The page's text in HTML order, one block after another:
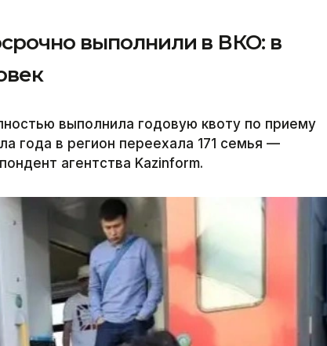
выполнили в ВКО: в
выполнила годовую квоту по приему
года в регион переехала 171 семья —
агентства Kazinform.